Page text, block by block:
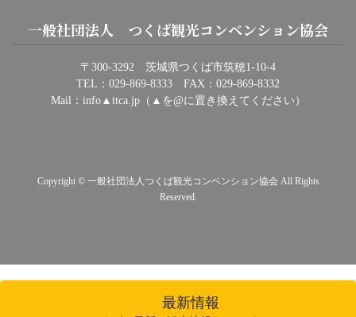
一般社団法人 つくば観光コンベンション協会
〒300-3292 茨城県つくば市筑穂1-10-4
TEL：029-869-8333 FAX：029-869-8332
Mail：info▲ttca.jp（▲を@に置き換えてください）
Copyright © 一般社団法人つくば観光コンベンション協会 All Rights
Reserved.
最新情報